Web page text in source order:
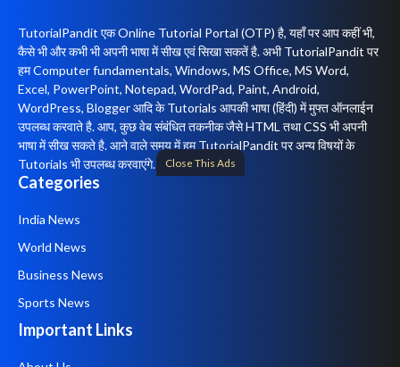
Close This Ads
TutorialPandit एक Online Tutorial Portal (OTP) है, यहाँ पर आप कहीं भी,
कैसे भी और कभी भी अपनी भाषा में सीख एवं सिखा सकतें है. अभी TutorialPandit पर
हम Computer fundamentals, Windows, MS Office, MS Word,
Excel, PowerPoint, Notepad, WordPad, Paint, Android,
WordPress, Blogger आदि के Tutorials आपकी भाषा (हिंदी) में मुफ्त ऑनलाईन
उपलब्ध करवाते है. आप, कुछ वेब संबंधित तकनीक जैसे HTML तथा CSS भी अपनी
भाषा में सीख सकते है. आने वाले समय में हम TutorialPandit पर अन्य विषयों के
Tutorials भी उपलब्ध करवाएंगे.
Categories
India News
World News
Business News
Sports News
Important Links